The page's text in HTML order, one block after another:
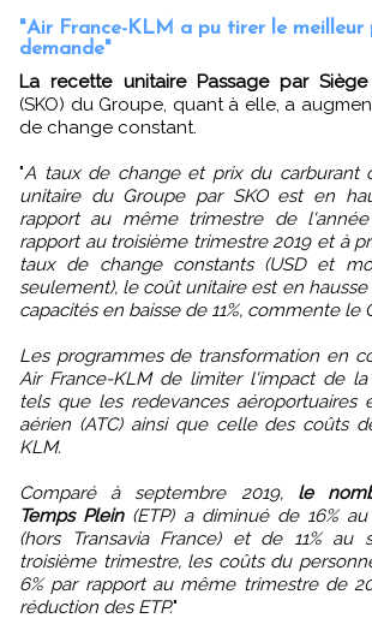
"Air France-KLM a pu tirer le
demande"
La recette unitaire Passage par
(SKO) du Groupe, quant à elle, a
de change constant.
"A taux de change et prix du carburant
unitaire du Groupe par SKO est en
rapport au même trimestre de
rapport au troisième trimestre 2019 et à
taux de change constants (USD et
seulement), le coût unitaire est en hausse
capacités en baisse de 11%, commente le
Les programmes de transformation en
Air France-KLM de limiter l'impact de
tels que les redevances aéroportuaires
aérien (ATC) ainsi que celle des coûts
KLM.
Comparé à septembre 2019, le
Temps Plein(ETP) a diminué de 16%
(hors Transavia France) et de 11% au
troisième trimestre, les coûts du
6% par rapport au même trimestre de
réduction des ETP."